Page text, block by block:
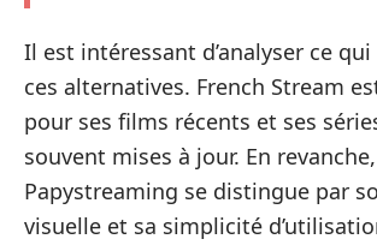
Il est intéressant d’analyser ce
ces alternatives. French Stream
pour ses films récents et ses
souvent mises à jour. En revanche,
Papystreaming se distingue par
visuelle et sa simplicité